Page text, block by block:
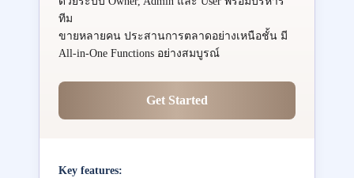
ทีม
ขายหลายคน ประสานการตลาดอย่างเหนือชั้น มี
All-in-One Functions อย่างสมบูรณ์
Get Started
Key features: